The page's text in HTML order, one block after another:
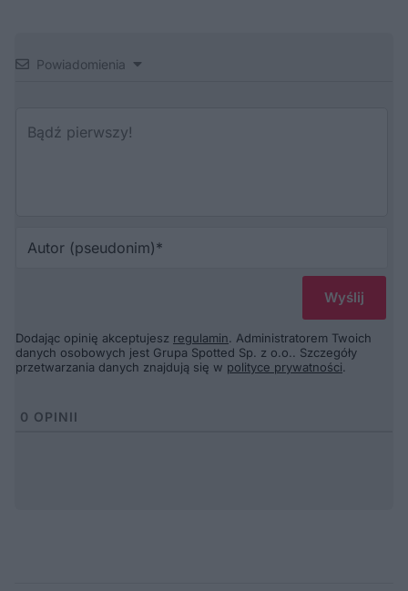
Powiadomienia
Dodając opinię akceptujesz regulamin. Administratorem Twoich
danych osobowych jest Grupa Spotted Sp. z o.o.. Szczegóły
przetwarzania danych znajdują się w polityce prywatności.
0 OPINII